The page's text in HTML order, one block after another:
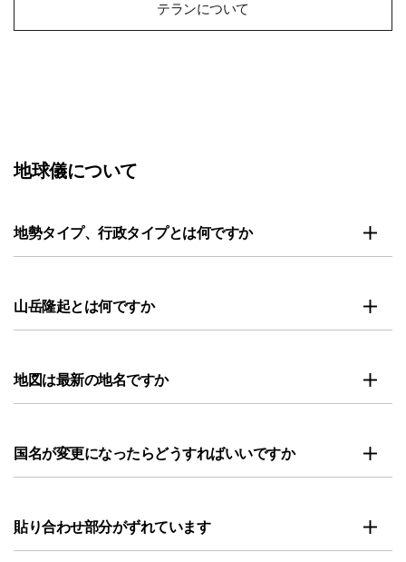
テランについて
地球儀について
地勢タイプ、行政タイプとは何ですか
山岳隆起とは何ですか
地図は最新の地名ですか
国名が変更になったらどうすればいいですか
貼り合わせ部分がずれています